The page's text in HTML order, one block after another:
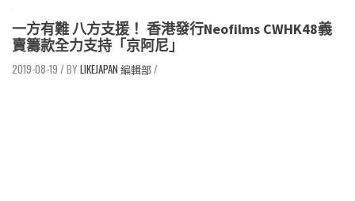
一方有難 八方支援！ 香港發行Neofilms CWHK48義
賣籌款全力支持「京阿尼」
2019-08-19 / LIKEJAPAN 編輯部/